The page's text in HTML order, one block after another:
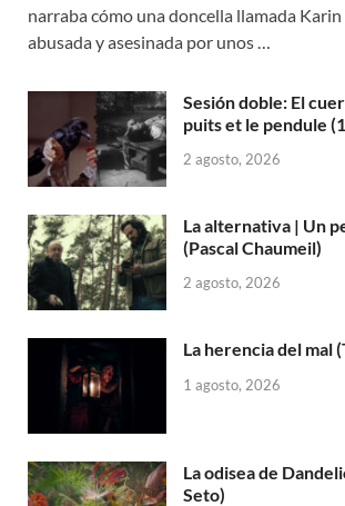
narraba cómo una doncella llamada
abusada y asesinada por unos …
Sesión doble: El
puits et le pendule
2 agosto, 2026
La alternativa | Un
(Pascal Chaumeil)
2 agosto, 2026
La herencia del mal
1 agosto, 2026
La odisea de
Seto)